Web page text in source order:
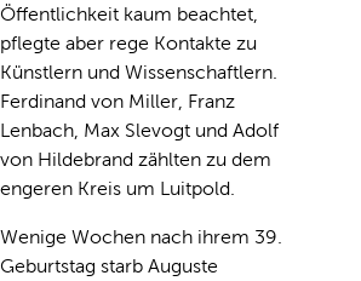
Öffentlichkeit kaum beachtet,
pflegte aber rege Kontakte zu
Künstlern und Wissenschaftlern.
Ferdinand von Miller, Franz
Lenbach, Max Slevogt und Adolf
von Hildebrand zählten zu dem
engeren Kreis um Luitpold.
Wenige Wochen nach ihrem 39.
Geburtstag starb Auguste